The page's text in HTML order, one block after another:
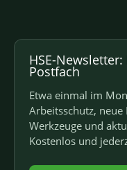
HSE-
Postfach
Etwa einmal im
Arbeitsschutz,
Werkzeuge und
Kostenlos und